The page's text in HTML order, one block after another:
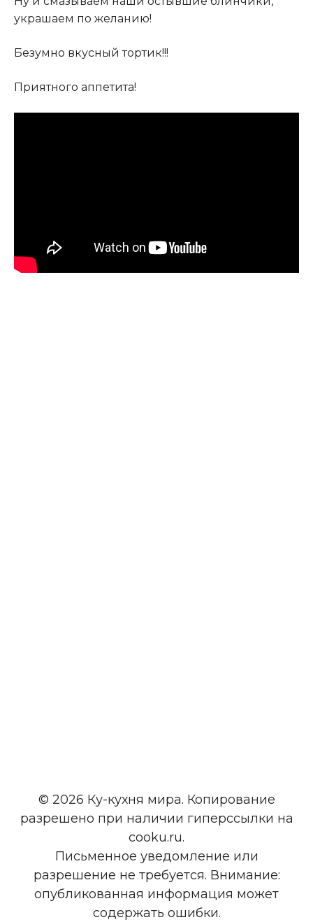
украшаем по желанию!
Безумно вкусный тортик!!!
Приятного аппетита!
© 2026 Ку-кухня мира. Копирование
разрешено при наличии гиперссылки на
cooku.ru.
Письменное уведомление или
разрешение не требуется. Внимание:
опубликованная информация может
содержать ошибки.